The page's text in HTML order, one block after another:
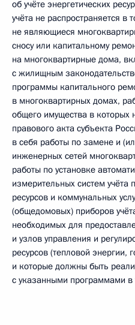
об учёте энергетических
учёта не распространяется в
не являющиеся
сносу или капитальному
на многоквартирные дома,
с жилищным
программы капитального
в многоквартирных домах,
общего имущества в которых
правового акта субъекта
в себя работы по замене и
инженерных сетей
работы по установке
измерительных систем
ресурсов и коммунальных
(общедомовых) приборов
необходимых для
и узлов управления и
ресурсов (тепловой энергии,
и которые должны быть
с указанными программами в